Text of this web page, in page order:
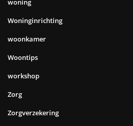
woning
Woninginrichting
woonkamer
Woontips
workshop
Zorg
Zorgverzekering